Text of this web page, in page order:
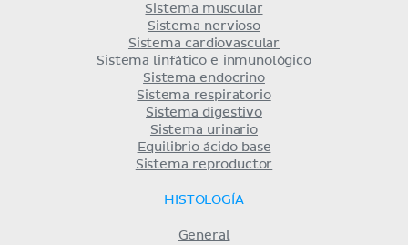
Sistema muscular
Sistema nervioso
Sistema cardiovascular
Sistema linfático e inmunológico
Sistema endocrino
Sistema respiratorio
Sistema digestivo
Sistema urinario
Equilibrio ácido base
Sistema reproductor
HISTOLOGÍA
General